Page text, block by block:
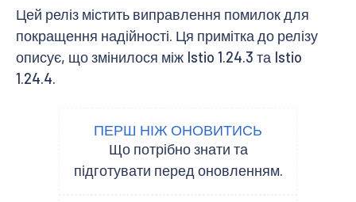
Цей реліз містить виправлення помилок для
покращення надійності. Ця примітка до релізу
описує, що змінилося між Istio 1.24.3 та Istio
1.24.4.
ПЕРШ НІЖ ОНОВИТИСЬ
Що потрібно знати та
підготувати перед оновленням.